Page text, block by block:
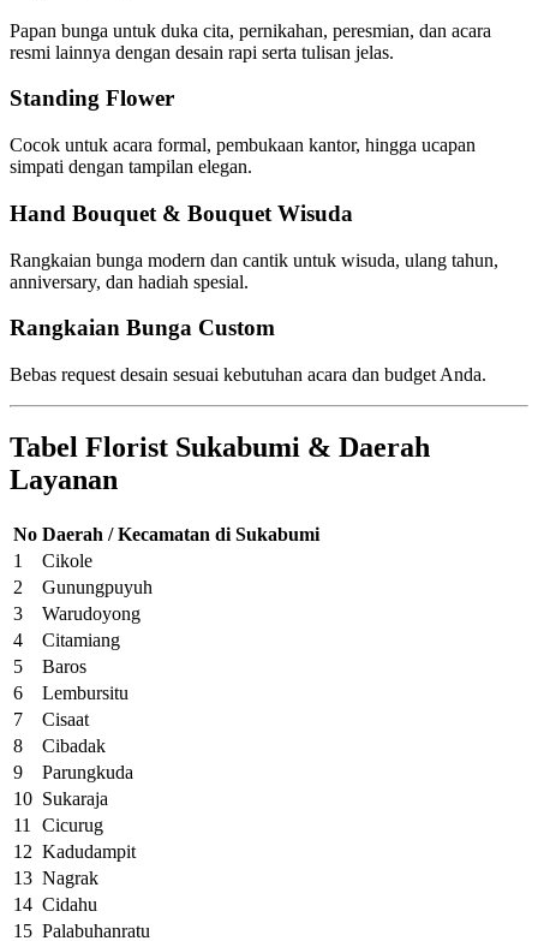
Papan bunga untuk duka cita, pernikahan, peresmian, dan acara
resmi lainnya dengan desain rapi serta tulisan jelas.
Standing Flower
Cocok untuk acara formal, pembukaan kantor, hingga ucapan
simpati dengan tampilan elegan.
Hand Bouquet & Bouquet Wisuda
Rangkaian bunga modern dan cantik untuk wisuda, ulang tahun,
anniversary, dan hadiah spesial.
Rangkaian Bunga Custom
Bebas request desain sesuai kebutuhan acara dan budget Anda.
Tabel Florist Sukabumi & Daerah
Layanan
No Daerah / Kecamatan di Sukabumi
1
Cikole
2
Gunungpuyuh
3
Warudoyong
4
Citamiang
5
Baros
6
Lembursitu
7
Cisaat
8
Cibadak
9
Parungkuda
10 Sukaraja
11
Cicurug
12 Kadudampit
13 Nagrak
14 Cidahu
15 Palabuhanratu